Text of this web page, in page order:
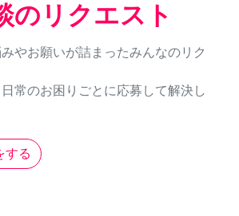
のリクエスト
やお願いが詰まったみんなのリク
常のお困りごとに応募して解決し
する